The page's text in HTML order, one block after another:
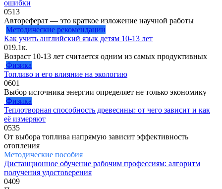
ошибки
0513
Автореферат — это краткое изложение научной работы
Методические рекомендации
Как учить английский язык детям 10-13 лет
019.1к.
Возраст 10-13 лет считается одним из самых продуктивных
Физика
Топливо и его влияние на экологию
0601
Выбор источника энергии определяет не только экономику
Физика
Теплотворная способность древесины: от чего зависит и как
её измеряют
0535
От выбора топлива напрямую зависит эффективность
отопления
Методические пособия
Дистанционное обучение рабочим профессиям: алгоритм
получения удостоверения
0409